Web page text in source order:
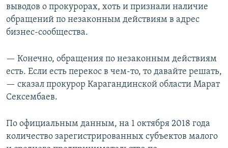
выводов о прокурорах, хоть и признали наличие
обращений по незаконным действиям в адрес
бизнес-сообщества.
— Конечно, обращения по незаконным действиям
есть. Если есть перекос в чем-то, то давайте решать,
— сказал прокурор Карагандинской области Марат
Сексембаев.
По официальным данным, на 1 октября 2018 года
количество зарегистрированных субъектов малого